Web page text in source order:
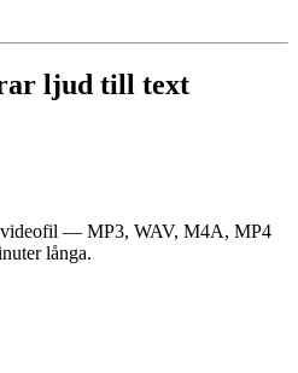
ljud till text
— MP3, WAV, M4A, MP4
långa.